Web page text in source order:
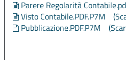
Parere Regolarità
Visto Contabile.PDF.P7M
Pubblicazione.PDF.P7M